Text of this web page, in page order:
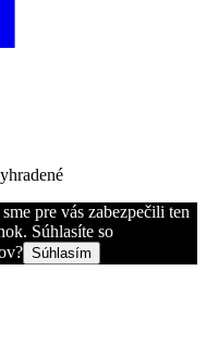
pre vás zabezpečili ten
Súhlasíte so
Súhlasím